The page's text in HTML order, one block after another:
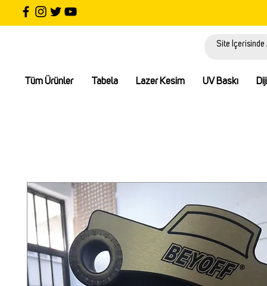
Tüm Ürünler Tabela Lazer Kesim UV Baskı